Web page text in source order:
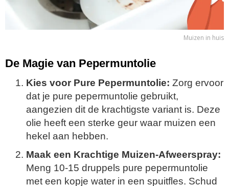
Muizen in huis
De Magie van Pepermuntolie
Kies voor Pure Pepermuntolie: Zorg ervoor
dat je pure pepermuntolie gebruikt,
aangezien dit de krachtigste variant is. Deze
olie heeft een sterke geur waar muizen een
hekel aan hebben.
Maak een Krachtige Muizen-Afweerspray:
Meng 10-15 druppels pure pepermuntolie
met een kopje water in een spuitfles. Schud